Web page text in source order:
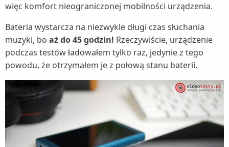
więc komfort nieograniczonej mobilności urządzenia.
Bateria wystarcza na niezwykle długi czas słuchania
muzyki, bo aż do 45 godzin! Rzeczywiście, urządzenie
podczas testów ładowałem tylko raz, jedynie z tego
powodu, że otrzymałem je z połową stanu baterii.